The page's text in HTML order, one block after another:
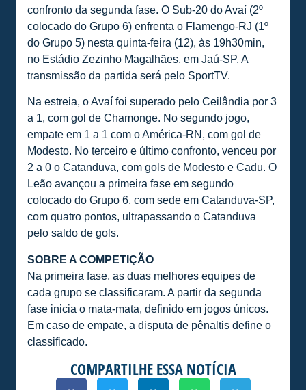
confronto da segunda fase. O Sub-20 do Avaí (2º
colocado do Grupo 6) enfrenta o Flamengo-RJ (1º
do Grupo 5) nesta quinta-feira (12), às 19h30min,
no Estádio Zezinho Magalhães, em Jaú-SP. A
transmissão da partida será pelo SportTV.
Na estreia, o Avaí foi superado pelo Ceilândia por 3
a 1, com gol de Chamonge. No segundo jogo,
empate em 1 a 1 com o América-RN, com gol de
Modesto. No terceiro e último confronto, venceu por
2 a 0 o Catanduva, com gols de Modesto e Cadu. O
Leão avançou a primeira fase em segundo
colocado do Grupo 6, com sede em Catanduva-SP,
com quatro pontos, ultrapassando o Catanduva
pelo saldo de gols.
SOBRE A COMPETIÇÃO
Na primeira fase, as duas melhores equipes de
cada grupo se classificaram. A partir da segunda
fase inicia o mata-mata, definido em jogos únicos.
Em caso de empate, a disputa de pênaltis define o
classificado.
COMPARTILHE ESSA NOTÍCIA